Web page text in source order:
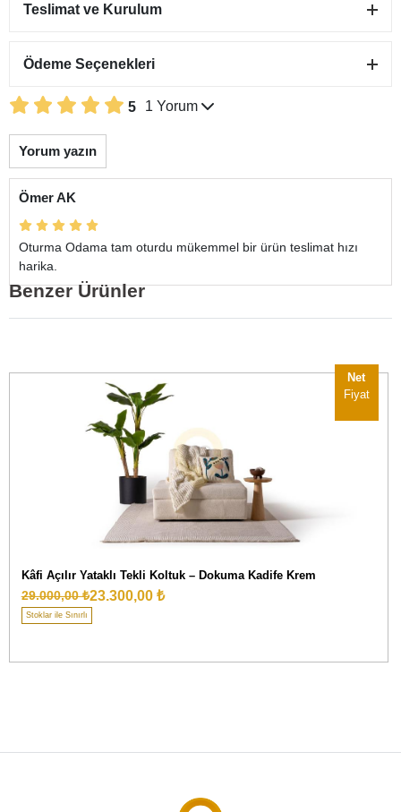
Teslimat ve Kurulum
Ödeme Seçenekleri
5 1 Yorum
Yorum yazın
Ömer AK
Oturma Odama tam oturdu mükemmel bir ürün teslimat hızı
harika.
Benzer Ürünler
Net
Fiyat
Kâfi Açılır Yataklı Tekli Koltuk – Dokuma Kadife Krem
29.000,00 ₺23.300,00 ₺
Stoklar ile Sınırlı